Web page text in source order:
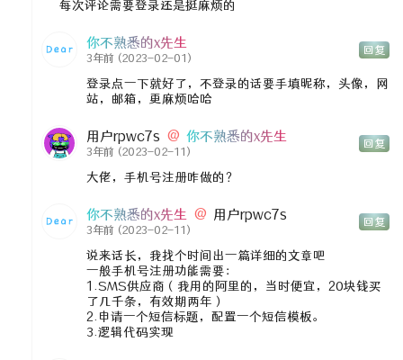
每次评论需要登录还是挺麻烦的
你不熟悉的x先生
3年前 (2023-02-01)
回复
登录点一下就好了，不登录的话要手填昵称，头像，网
站，邮箱，更麻烦哈哈
用户rpwc7s @ 你不熟悉的x先生
3年前 (2023-02-11)
回复
大佬，手机号注册咋做的？
你不熟悉的x先生 @ 用户rpwc7s
3年前 (2023-02-11)
回复
说来话长，我找个时间出一篇详细的文章吧
一般手机号注册功能需要：
1.SMS供应商（我用的阿里的，当时便宜，20块钱买
了几千条，有效期两年）
2.申请一个短信标题，配置一个短信模板。
3.逻辑代码实现